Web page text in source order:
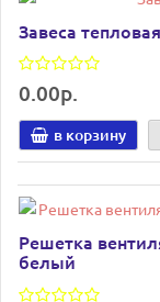
Завеса
0.00р.
в корзину
Решетка
белый